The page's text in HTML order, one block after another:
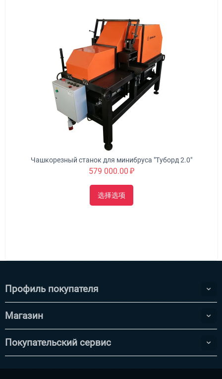
Чашкорезный станок для минибруса "Туборд 2.0"
579 000.00 ₽
选择选项
Профиль покупателя
Магазин
Покупательский сервис